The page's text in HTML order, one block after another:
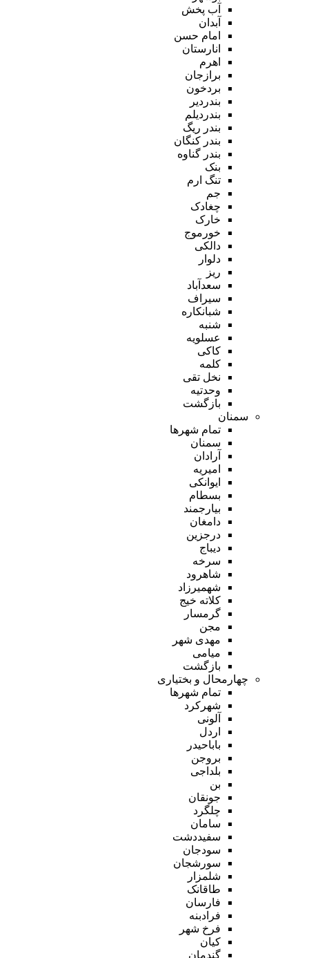
آب پخش
آبدان
امام حسن
انارستان
اهرم
برازجان
بردخون
بندردیر
بندردیلم
بندر ریگ
بندر کنگان
بندر گناوه
بنک
تنگ ارم
جم
چغادک
خارک
خورموج
دالکی
دلوار
ریز
سعدآباد
سیراف
شبانکاره
شنبه
عسلویه
کاکی
کلمه
نخل تقی
وحدتیه
بازگشت
سمنان
تمام شهر‌ها
سمنان
آرادان
امیریه
ایوانکی
بسطام
بیارجمند
دامغان
درجزین
دیباج
سرخه
شاهرود
شهمیرزاد
کلاته خیج
گرمسار
مجن
مهدی شهر
میامی
بازگشت
چهارمحال و بختیاری
تمام شهر‌ها
شهرکرد
آلونی
اردل
باباحیدر
بروجن
بلداجی
بن
جونقان
چلگرد
سامان
سفیددشت
سودجان
سورشجان
شلمزار
طاقانک
فارسان
فرادبنه
فرخ شهر
کیان
گندمان